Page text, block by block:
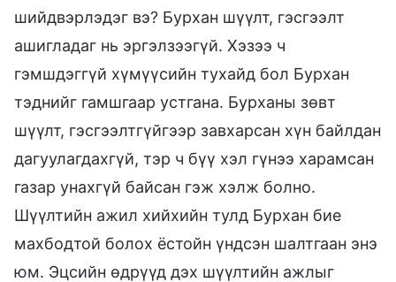
шийдвэрлэдэг вэ? Бурхан шүүлт, гэсгээлт
ашигладаг нь эргэлзээгүй. Хэзээ ч
гэмшдэггүй хүмүүсийн тухайд бол Бурхан
тэднийг гамшгаар устгана. Бурханы зөвт
шүүлт, гэсгээлтгүйгээр завхарсан хүн байлдан
дагуулагдахгүй, тэр ч бүү хэл гүнээ харамсан
газар унахгүй байсан гэж хэлж болно.
Шүүлтийн ажил хийхийн тулд Бурхан бие
махбодтой болох ёстойн үндсэн шалтгаан энэ
юм. Эцсийн өдрүүд дэх шүүлтийн ажлыг